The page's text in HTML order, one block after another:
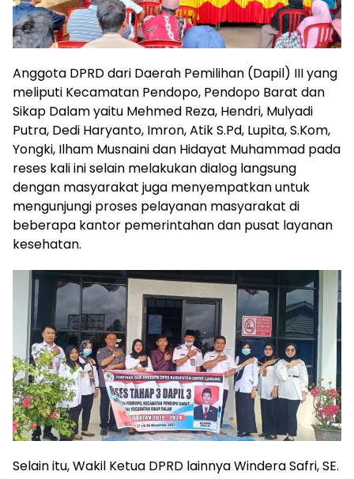
Anggota DPRD dari Daerah Pemilihan (Dapil) III yang
meliputi Kecamatan Pendopo, Pendopo Barat dan
Sikap Dalam yaitu Mehmed Reza, Hendri, Mulyadi
Putra, Dedi Haryanto, Imron, Atik S.Pd, Lupita, S.Kom,
Yongki, Ilham Musnaini dan Hidayat Muhammad pada
reses kali ini selain melakukan dialog langsung
dengan masyarakat juga menyempatkan untuk
mengunjungi proses pelayanan masyarakat di
beberapa kantor pemerintahan dan pusat layanan
kesehatan.
Selain itu, Wakil Ketua DPRD lainnya Windera Safri, SE.